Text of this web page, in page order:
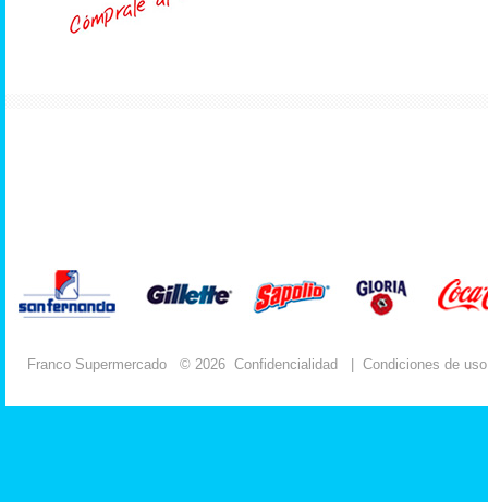
Franco Supermercado © 2026 Confidencialidad Condiciones de uso